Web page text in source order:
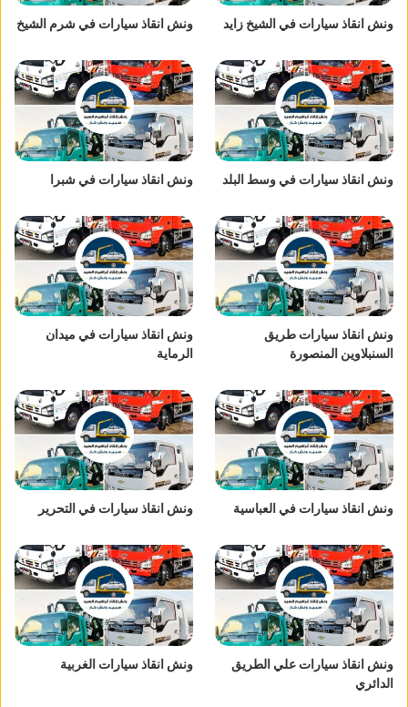
ونش انقاذ سيارات في الشيخ زايد ونش انقاذ سيارات في شرم الشيخ
ونش انقاذ سيارات في وسط البلد ونش انقاذ سيارات في شبرا
ونش انقاذ سيارات طريق
السنبلاوين المنصورة
ونش انقاذ سيارات في ميدان
الرماية
ونش انقاذ سيارات في العباسية ونش انقاذ سيارات في التحرير
ونش انقاذ سيارات علي الطريق
الدائري
ونش انقاذ سيارات الغربية